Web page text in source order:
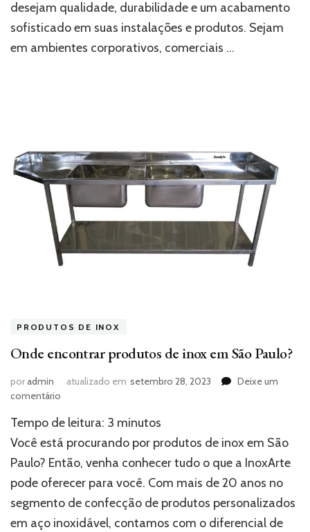
desejam qualidade, durabilidade e um acabamento
sofisticado em suas instalações e produtos. Sejam
em ambientes corporativos, comerciais …
PRODUTOS DE INOX
Onde encontrar produtos de inox em São Paulo?
poradmin atualizado em setembro 28, 2023
Deixe um
comentário
encontrar
produtos
de
inox
em
São
Paulo?
Tempo de leitura: 3 minutos
Você está procurando por produtos de inox em São
Paulo? Então, venha conhecer tudo o que a InoxArte
pode oferecer para você. Com mais de 20 anos no
segmento de confecção de produtos personalizados
em aço inoxidável, contamos com o diferencial de